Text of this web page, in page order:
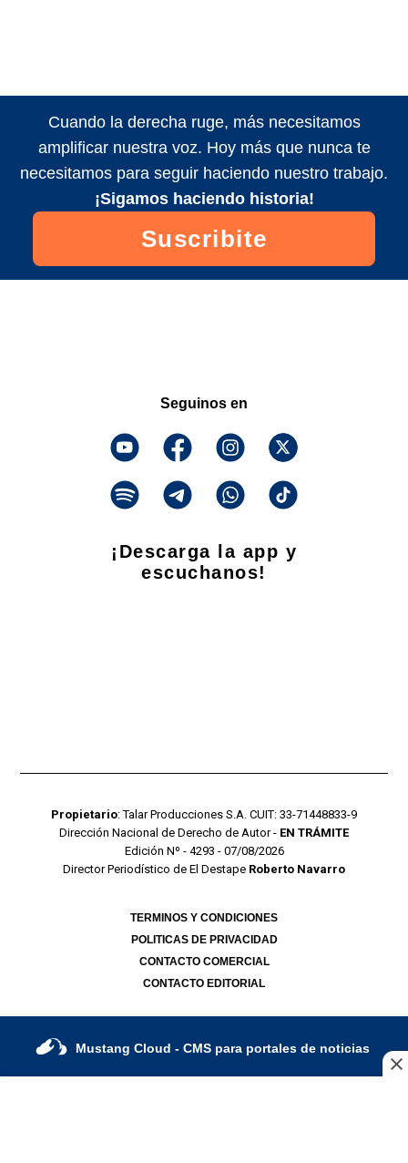
Cuando la derecha ruge, más necesitamos
amplificar nuestra voz. Hoy más que nunca te
necesitamos para seguir haciendo nuestro trabajo.
¡Sigamos haciendo historia!
Suscribite
Seguinos en
¡Descarga la app y
escuchanos!
Propietario: Talar Producciones S.A. CUIT: 33-71448833-9
Dirección Nacional de Derecho de Autor - EN TRÁMITE
Edición Nº - 4293 - 07/08/2026
Director Periodístico de El Destape Roberto Navarro
TERMINOS Y CONDICIONES
POLITICAS DE PRIVACIDAD
CONTACTO COMERCIAL
CONTACTO EDITORIAL
Mustang Cloud - CMS para portales de noticias